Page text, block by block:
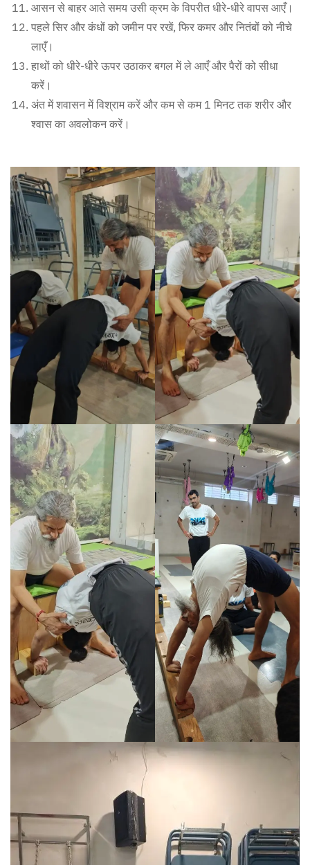
आसन से बाहर आते समय उसी क्रम के विपरीत धीरे-धीरे वापस आएँ।
पहले सिर और कंधों को जमीन पर रखें, फिर कमर और नितंबों को नीचे
लाएँ।
हाथों को धीरे-धीरे ऊपर उठाकर बगल में ले आएँ और पैरों को सीधा
करें।
अंत में शवासन में विश्राम करें और कम से कम 1 मिनट तक शरीर और
श्वास का अवलोकन करें।